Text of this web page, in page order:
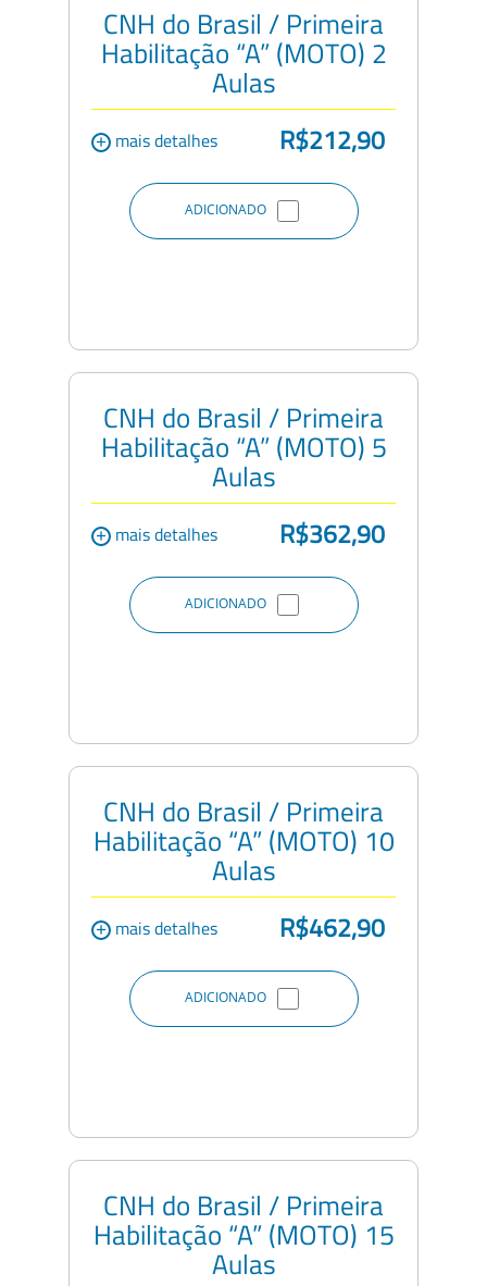
CNH do Brasil / Primeira
Habilitação “A” (MOTO) 2
Aulas
+ mais detalhes R$212,90
ADICIONADO
CNH do Brasil / Primeira
Habilitação “A” (MOTO) 5
Aulas
+ mais detalhes R$362,90
ADICIONADO
CNH do Brasil / Primeira
Habilitação “A” (MOTO) 10
Aulas
+ mais detalhes R$462,90
ADICIONADO
CNH do Brasil / Primeira
Habilitação “A” (MOTO) 15
Aulas